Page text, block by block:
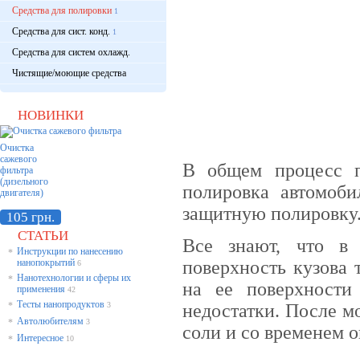
Средства для полировки 1
Средства для сист. конд. 1
Средства для систем охлажд.
Чистящие/моющие средства
НОВИНКИ
Очистка
сажевого
фильтра
(дизельного
двигателя)
105 грн.
СТАТЬИ
* Инструкции по нанесению
нанопокрытий 6
* Нанотехнологии и сферы их
применения 42
* Тесты нанопродуктов 3
* Автолюбителям 3
* Интересное 10
В общем процесс
полировка
защитную
Все знают, что в
поверхность
на ее
недостатки. После
соли и со временем